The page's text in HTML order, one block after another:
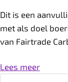
Dit is een
met als doel
van Fairtrade
Lees meer